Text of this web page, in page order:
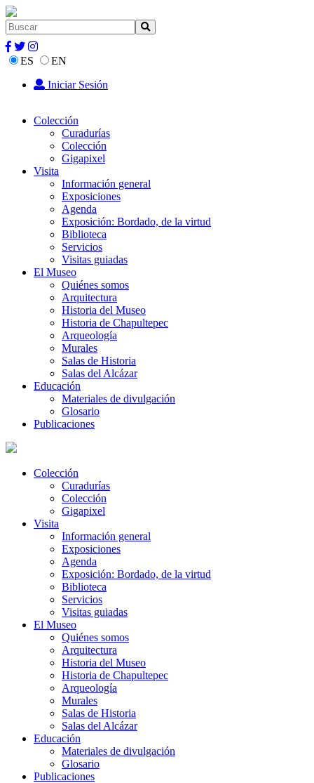
ES
EN
Iniciar Sesión
Colección
Curadurías
Colección
Gigapixel
Visita
Información general
Exposiciones
Agenda
Exposición: Bordado, de la virtud
Biblioteca
Servicios
Visitas guiadas
El Museo
Quiénes somos
Arquitectura
Historia del Museo
Historia de Chapultepec
Arqueología
Murales
Salas de Historia
Salas del Alcázar
Educación
Materiales de divulgación
Glosario
Publicaciones
Colección
Curadurías
Colección
Gigapixel
Visita
Información general
Exposiciones
Agenda
Exposición: Bordado, de la virtud
Biblioteca
Servicios
Visitas guiadas
El Museo
Quiénes somos
Arquitectura
Historia del Museo
Historia de Chapultepec
Arqueología
Murales
Salas de Historia
Salas del Alcázar
Educación
Materiales de divulgación
Glosario
Publicaciones